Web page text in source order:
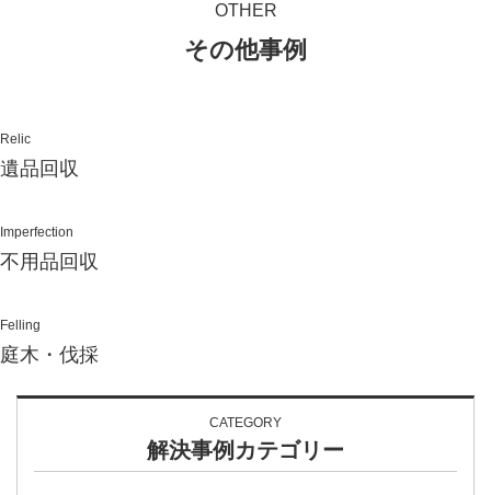
OTHER
その他事例
Relic
遺品回収
Imperfection
不用品回収
Felling
庭木・伐採
CATEGORY
解決事例カテゴリー